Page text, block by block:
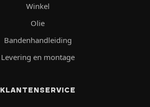
Winkel
Olie
Bandenhandleiding
Levering en montage
KLANTENSERVICE